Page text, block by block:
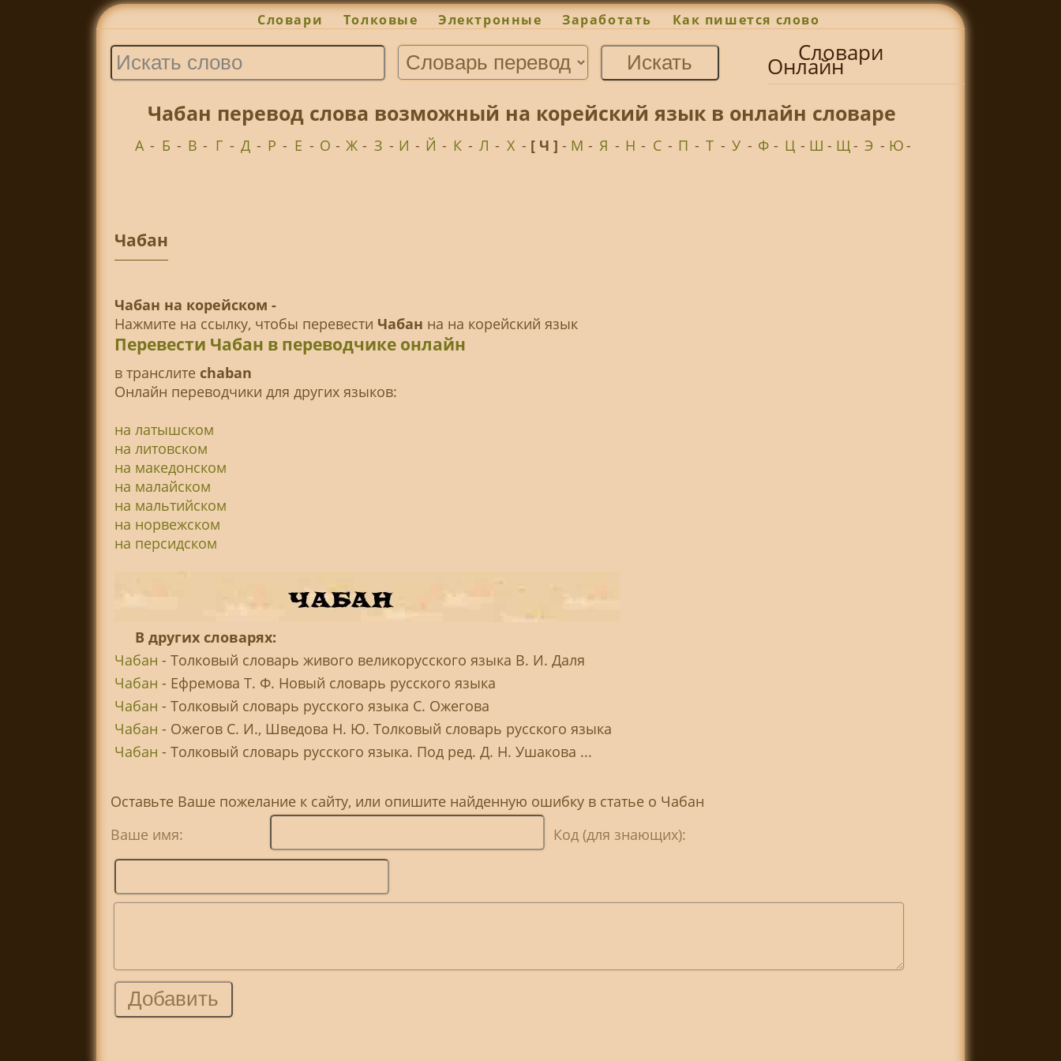
Словари Толковые Электронные Заработать Как пишется слово
Словари
Онлайн
Чабан перевод слова возможный на корейский язык в онлайн словаре
А - Б - В - Г - Д - Р - Е - О - Ж - З - И - Й - К - Л - Х - [ Ч ] - М - Я - Н - С - П - Т - У - Ф - Ц - Ш - Щ- Э - Ю-
Чабан
Чабан на корейском -
Нажмите на ссылку, чтобы перевести Чабан на на корейский язык
Перевести Чабан в переводчике онлайн
в транслитe chaban
Онлайн переводчики для других языков:
на латышском
на литовском
на македонском
на малайском
на мальтийском
на норвежском
на персидском
В других словарях:
Чабан - Толковый словарь живого великорусского языка В. И. Даля
Чабан - Ефремова Т. Ф. Новый словарь русского языка
Чабан - Толковый словарь русского языка С. Ожегова
Чабан - Ожегов С. И., Шведова Н. Ю. Толковый словарь русского языка
Чабан - Толковый словарь русского языка. Под ред. Д. Н. Ушакова ...
Оставьте Ваше пожелание к сайту, или опишите найденную ошибку в статье о Чабан
Ваше имя:
Код (для знающих):